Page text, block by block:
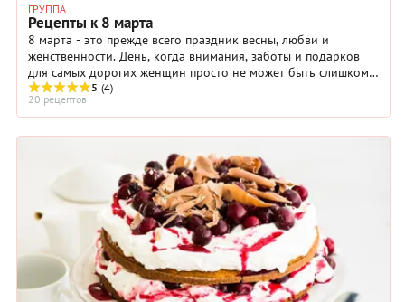
ГРУППА
Рецепты к 8 марта
8 марта - это прежде всего праздник весны, любви и
женственности. День, когда внимания, заботы и подарков
для самых дорогих женщин просто не может быть слишком
много. По-настоящему праздничную и теплую атмосферу
поможет создать вкусный ужин, ведь еда, приготовленная с
любовью — это еще одни способ выразить свое восхищение
прекрасной половиной человечества.
5 (4)
20 рецептов